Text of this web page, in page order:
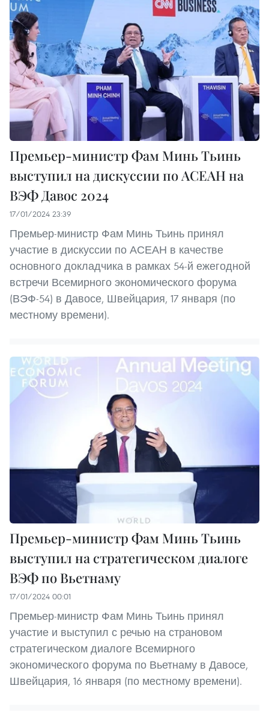
Премьер-министр Фам Минь Тьинь
выступил на дискуссии по АСЕАН на
ВЭФ Давос 2024
17/01/2024 23:39
Премьер-министр Фам Минь Тьинь принял
участие в дискуссии по АСЕАН в качестве
основного докладчика в рамках 54-й ежегодной
встречи Всемирного экономического форума
(ВЭФ-54) в Давосе, Швейцария, 17 января (по
местному времени).
Премьер-министр Фам Минь Тьинь
выступил на стратегическом диалоге
ВЭФ по Вьетнаму
17/01/2024 00:01
Премьер-министр Фам Минь Тьинь принял
участие и выступил с речью на страновом
стратегическом диалоге Всемирного
экономического форума по Вьетнаму в Давосе,
Швейцария, 16 января (по местному времени).